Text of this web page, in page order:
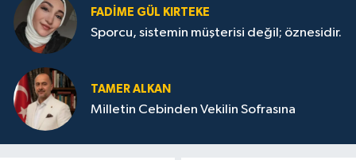
FADIME GÜL KIRTEKE
Sporcu, sistemin müşterisi değil; öznesidir.
TAMER ALKAN
Milletin Cebinden Vekilin Sofrasına